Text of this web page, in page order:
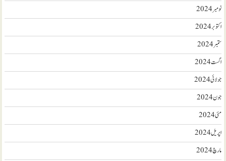
نومبر 2024
اکتوبر 2024
ستمبر 2024
اگست 2024
جولائی 2024
جون 2024
مئی 2024
اپریل 2024
مارچ 2024